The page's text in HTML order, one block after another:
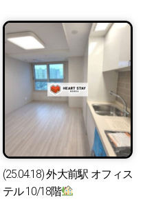
(25.04.18) 外大前駅 オフィス
テル 10/18階